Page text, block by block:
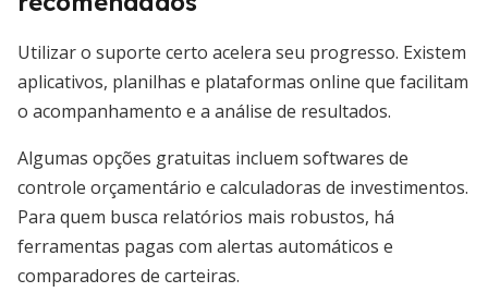
Utilizar o suporte certo acelera seu progresso. Existem
aplicativos, planilhas e plataformas online que facilitam
o acompanhamento e a análise de resultados.
Algumas opções gratuitas incluem softwares de
controle orçamentário e calculadoras de investimentos.
Para quem busca relatórios mais robustos, há
ferramentas pagas com alertas automáticos e
comparadores de carteiras.